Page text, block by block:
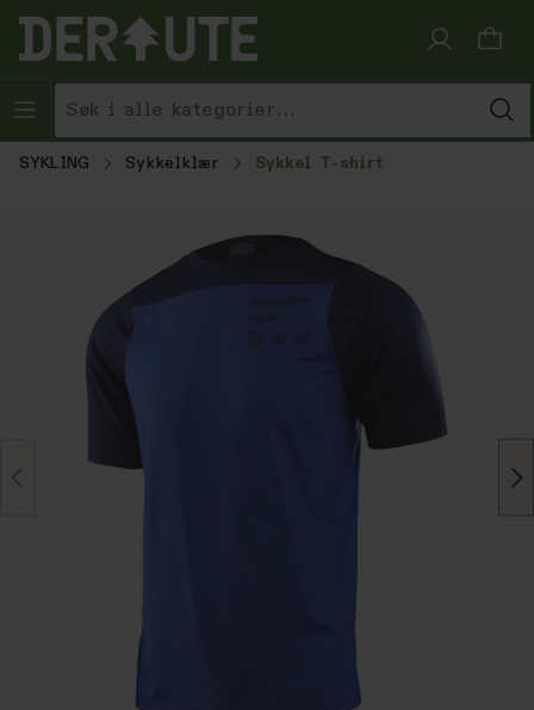
Hopp til innhold
SYKLING Sykkelklær Sykkel T-shirt